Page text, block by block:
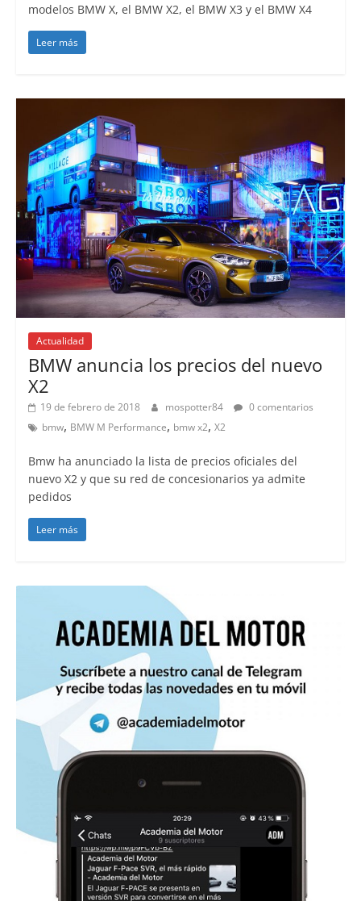
modelos BMW X, el BMW X2, el BMW X3 y el BMW X4
Leer más
Actualidad
BMW anuncia los precios del nuevo
X2
19 de febrero de 2018 mospotter84
0 comentarios
bmw, BMW M Performance, bmw x2, X2
Bmw ha anunciado la lista de precios oficiales del
nuevo X2 y que su red de concesionarios ya admite
pedidos
Leer más